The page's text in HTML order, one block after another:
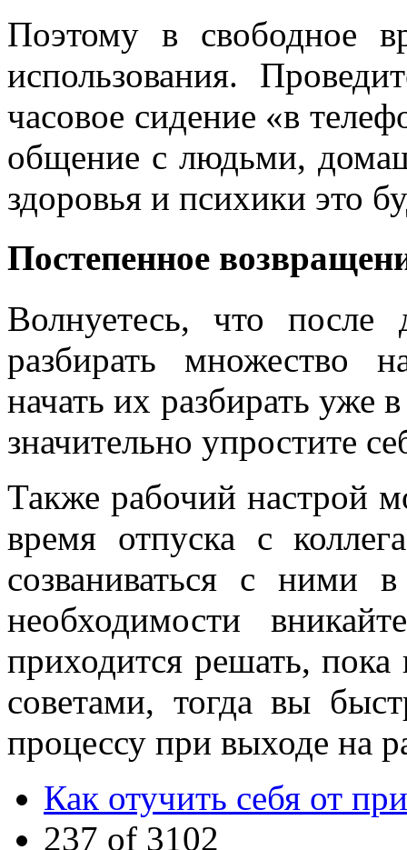
Поэтому в свободное
использования.
часовое сидение «в
общение с людьми,
здоровья и психики это
Постепенное
Волнуетесь, что после
разбирать множество
начать их разбирать уже
значительно упростите
Также рабочий настрой
время отпуска с
созваниваться с ними
необходимости
приходится решать,
советами, тогда вы
процессу при выходе на
Как отучить себя от
237 of 3102